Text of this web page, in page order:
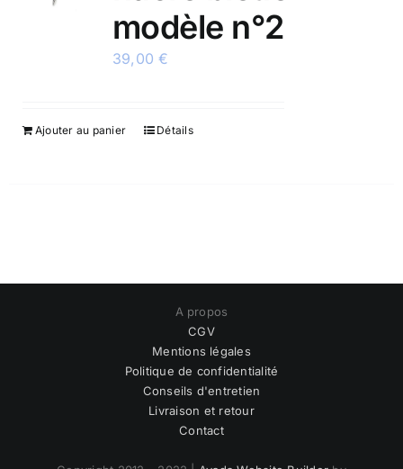
modèle n°2
39,00€
Ajouter au panier Détails
A propos
CGV
Mentions légales
Politique de confidentialité
Conseils d'entretien
Livraison et retour
Contact